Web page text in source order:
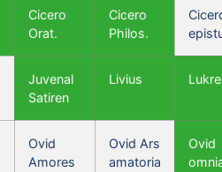
Cicero
Orat.
Cicero
Philos.
Juvenal
Satiren
Livius
Ovid
Amores
Ovid Ars
amatoria
Ovid